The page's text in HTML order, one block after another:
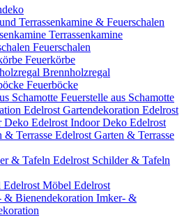
Terrassenkamine & Feuerschalen
Terrassenkamine
Feuerschalen
Feuerkörbe
Brennholzregal
Feuerböcke
Feuerstelle aus Schamotte
Gartendekoration Edelrost
Indoor Deko Edelrost
Garten & Terrasse
Schilder & Tafeln
Möbel Edelrost
Imker- &